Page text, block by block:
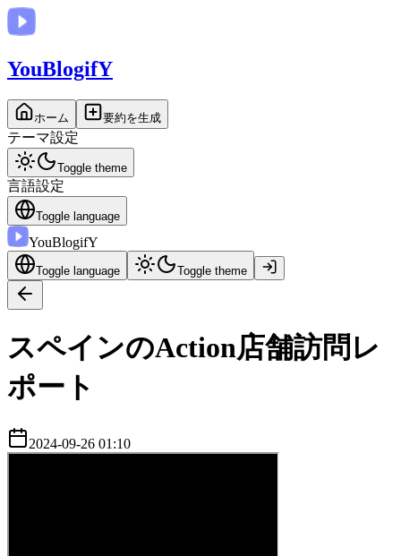
YouBlogifY
ホーム 要約を生成
テーマ設定
Toggle theme
言語設定
Toggle language
YouBlogifY
Toggle language Toggle theme
スペインのAction店舗訪問レ
ポート
2024-09-26 01:10